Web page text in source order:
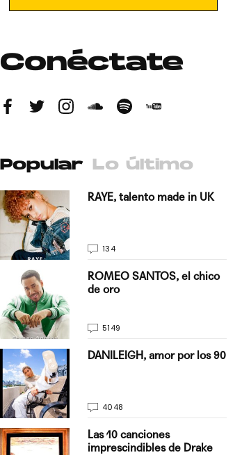
Conéctate
Popular Lo último
RAYE, talento made in UK
134
ROMEO SANTOS, el chico
de oro
5149
DANILEIGH, amor por los 90
4048
Las 10 canciones
imprescindibles de Drake